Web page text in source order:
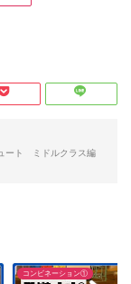
ート ミドルクラス編
コンビネーション①